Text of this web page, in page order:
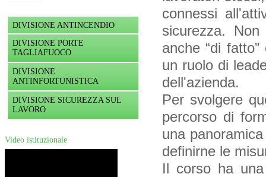
DIVISIONE ANTINCENDIO
DIVISIONE PORTE
TAGLIAFUOCO
DIVISIONE
ANTINFORTUNISTICA
DIVISIONE SICUREZZA SUL
LAVORO
Video istituzionale
connessi
sicurezza.
anche “di
un ruolo di
dell'azienda.
Per svolgere
percorso di
una
definirne le
Il corso ha